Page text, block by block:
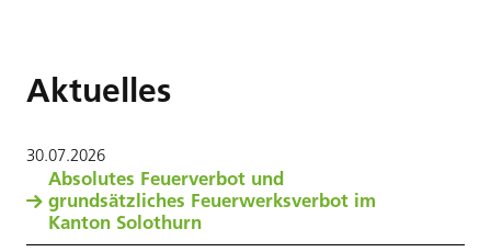
Aktuelles
30.07.2026
Absolutes Feuerverbot und
grundsätzliches Feuerwerksverbot im
Kanton Solothurn